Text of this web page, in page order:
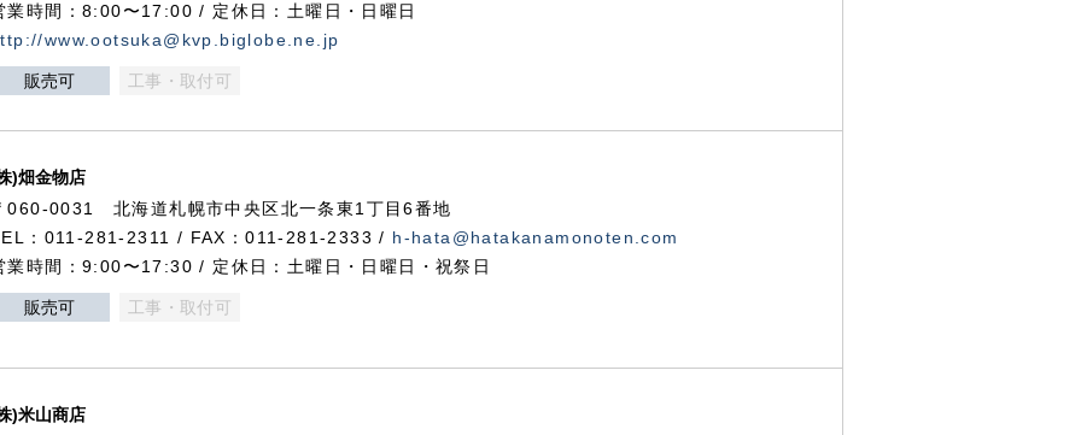
業時間：8:00〜17:00 / 定休日：土曜日・日曜日
www.ootsuka@kvp.biglobe.ne.jp
販売可 工事・取付可
)畑金物店
060-0031 北海道札幌市中央区北一条東1丁目6番地
：011-281-2311 / FAX：011-281-2333 / h-hata@hatakanamonoten.com
業時間：9:00〜17:30 / 定休日：土曜日・日曜日・祝祭日
販売可 工事・取付可
)米山商店